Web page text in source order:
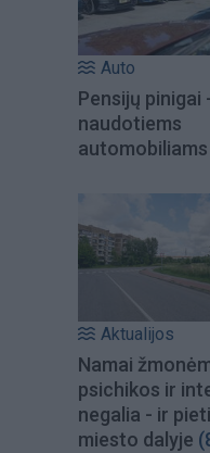
Auto
Pensijų pinigai
naudotiems
automobiliams
Aktualijos
Namai
psichikos ir
negalia - ir
miesto dalyje